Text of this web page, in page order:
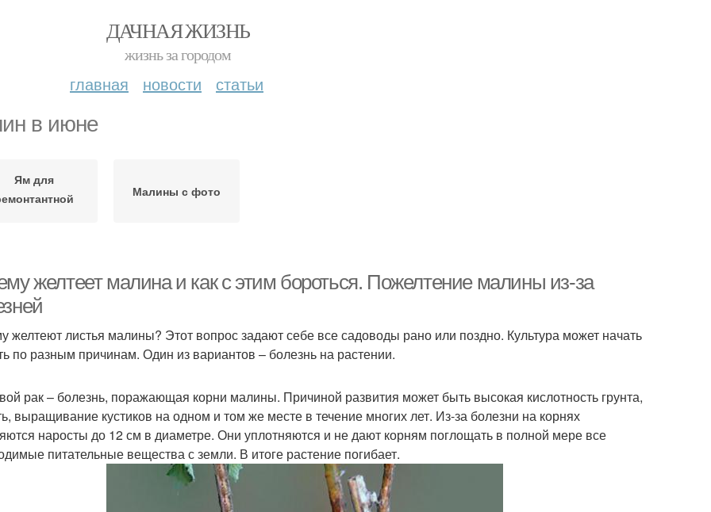
ДАЧНАЯ ЖИЗНЬ
жизнь за городом
главная новости статьи
в июне
Ям для
Малины с фото
желтеет малина и как с этим бороться. Пожелтение малины из-за
желтеют листья малины? Этот вопрос задают себе все садоводы рано или поздно. Культура может начать
по разным причинам. Один из вариантов – болезнь на растении.
рак – болезнь, поражающая корни малины. Причиной развития может быть высокая кислотность грунта,
выращивание кустиков на одном и том же месте в течение многих лет. Из-за болезни на корнях
наросты до 12 см в диаметре. Они уплотняются и не дают корням поглощать в полной мере все
питательные вещества с земли. В итоге растение погибает.